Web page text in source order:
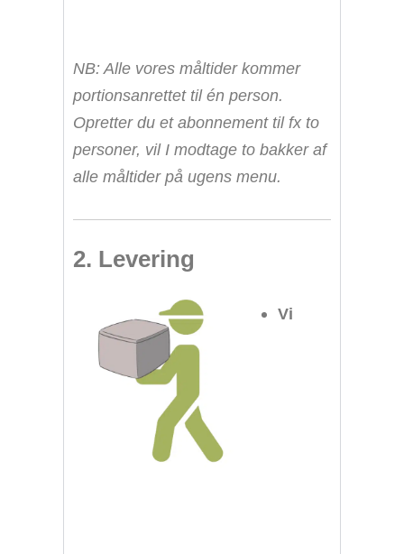
NB: Alle vores måltider kommer
portionsanrettet til én person.
Opretter du et abonnement til fx to
personer, vil I modtage to bakker af
alle måltider på ugens menu.
2. Levering
Vi